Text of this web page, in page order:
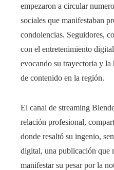
empezaron a circular
sociales que manifestaban
condolencias. Seguidores,
con el entretenimiento
evocando su trayectoria y la
de contenido en la región.
El canal de streaming
relación profesional,
donde resaltó su ingenio,
digital, una publicación que
manifestar su pesar por la